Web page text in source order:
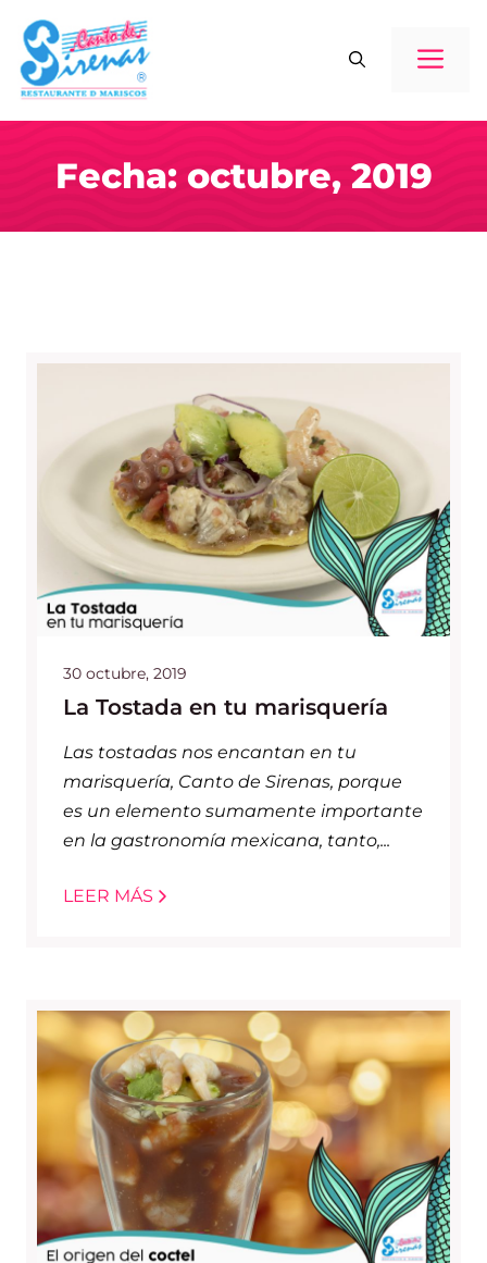
contenido
Fecha: octubre, 2019
30 octubre, 2019
La Tostada en tu marisquería
Las tostadas nos encantan en tu
marisquería, Canto de Sirenas, porque
es un elemento sumamente importante
en la gastronomía mexicana, tanto,...
LEER MÁS